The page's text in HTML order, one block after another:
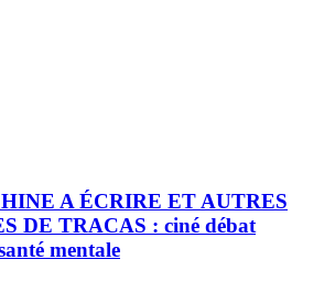
A ÉCRIRE ET AUTRES
DE TRACAS : ciné débat
mentale